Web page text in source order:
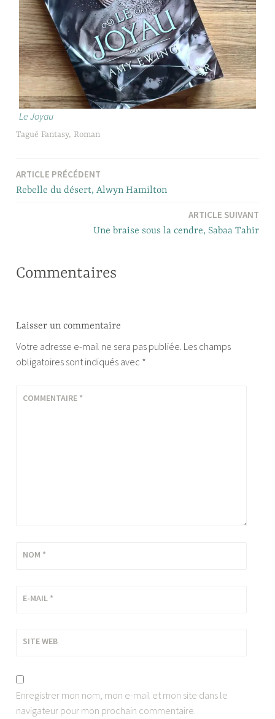
Le Joyau
Tagué Fantasy, Roman
Navigation
de
ARTICLE PRÉCÉDENT
Rebelle du désert, Alwyn Hamilton
ARTICLE SUIVANT
Une braise sous la cendre, Sabaa Tahir
Commentaires
Laisser un commentaire
Votre adresse e-mail ne sera pas publiée. Les champs
obligatoires sont indiqués avec *
COMMENTAIRE *
NOM *
E-MAIL *
SITE WEB
Enregistrer mon nom, mon e-mail et mon site dans le
navigateur pour mon prochain commentaire.